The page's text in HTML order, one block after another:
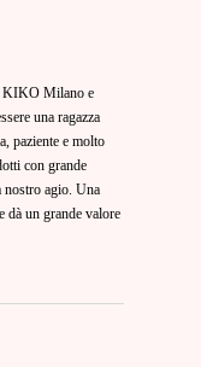
KIKO Milano e
una ragazza
paziente e molto
con grande
nostro agio. Una
dà un grande valore